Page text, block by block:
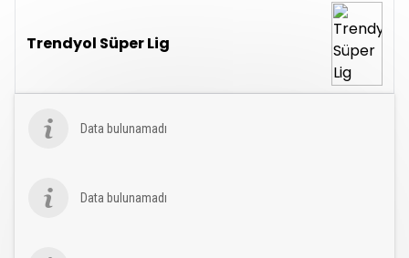
Trendyol Süper Lig
Data bulunamadı
Data bulunamadı